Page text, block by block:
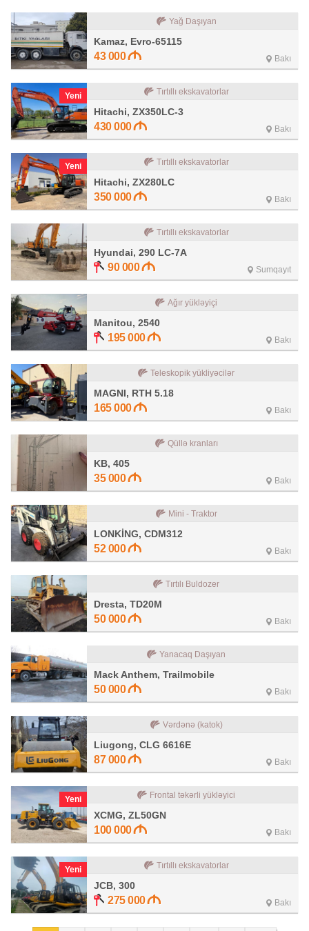
Yağ Daşıyan
Kamaz, Evro-65115
43 000 Bakı
Yeni Tırtıllı ekskavatorlar
Hitachi, ZX350LC-3
430 000 Bakı
Yeni Tırtıllı ekskavatorlar
Hitachi, ZX280LC
350 000 Bakı
Tırtıllı ekskavatorlar
Hyundai, 290 LC-7A
90 000 Sumqayıt
Ağır yükləyiçi
Manitou, 2540
195 000 Bakı
Teleskopik yükliyəcilər
MAGNI, RTH 5.18
165 000 Bakı
Qüllə kranları
KB, 405
35 000 Bakı
Mini - Traktor
LONKİNG, CDM312
52 000 Bakı
Tırtılı Buldozer
Dresta, TD20M
50 000 Bakı
Yanacaq Daşıyan
Mack Anthem, Trailmobile
50 000 Bakı
Vərdənə (katok)
Liugong, CLG 6616E
87 000 Bakı
Yeni Frontal təkərli yükləyici
XCMG, ZL50GN
100 000 Bakı
Yeni Tırtıllı ekskavatorlar
JCB, 300
275 000 Bakı